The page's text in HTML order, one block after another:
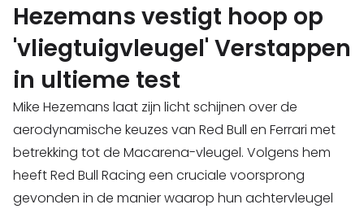
Hezemans vestigt hoop op
'vliegtuigvleugel' Verstappen
in ultieme test
Mike Hezemans laat zijn licht schijnen over de
aerodynamische keuzes van Red Bull en Ferrari met
betrekking tot de Macarena-vleugel. Volgens hem
heeft Red Bull Racing een cruciale voorsprong
gevonden in de manier waarop hun achtervleugel